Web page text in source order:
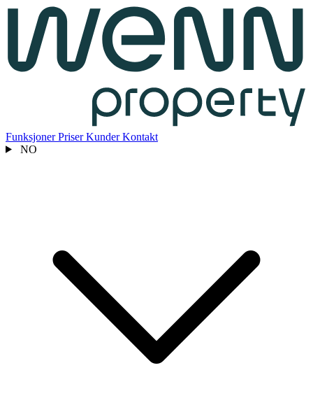
FunksjonerPriserKunderKontakt
NO